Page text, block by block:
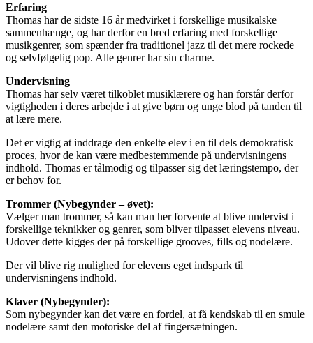
Erfaring
Thomas har de sidste 16 år medvirket i forskellige musikalske
sammenhænge, og har derfor en bred erfaring med forskellige
musikgenrer, som spænder fra traditionel jazz til det mere rockede
og selvfølgelig pop. Alle genrer har sin charme.
Undervisning
Thomas har selv været tilkoblet musiklærere og han forstår derfor
vigtigheden i deres arbejde i at give børn og unge blod på tanden til
at lære mere.
Det er vigtig at inddrage den enkelte elev i en til dels demokratisk
proces, hvor de kan være medbestemmende på undervisningens
indhold. Thomas er tålmodig og tilpasser sig det læringstempo, der
er behov for.
Trommer (Nybegynder – øvet):
Vælger man trommer, så kan man her forvente at blive undervist i
forskellige teknikker og genrer, som bliver tilpasset elevens niveau.
Udover dette kigges der på forskellige grooves, fills og nodelære.
Der vil blive rig mulighed for elevens eget indspark til
undervisningens indhold.
Klaver (Nybegynder):
Som nybegynder kan det være en fordel, at få kendskab til en smule
nodelære samt den motoriske del af fingersætningen.